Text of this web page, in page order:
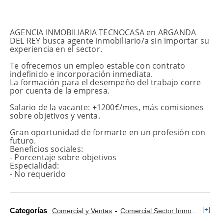
AGENCIA INMOBILIARIA TECNOCASA en ARGANDA
DEL REY busca agente inmobiliario/a sin importar su
experiencia en el sector.
Te ofrecemos un empleo estable con contrato
indefinido e incorporación inmediata.
La formación para el desempeño del trabajo corre
por cuenta de la empresa.
Salario de la vacante: +1200€/mes, más comisiones
sobre objetivos y venta.
Gran oportunidad de formarte en un profesión con
futuro.
Beneficios sociales:
- Porcentaje sobre objetivos
Especialidad:
- No requerido
Categorías Comercial y Ventas Comercial Sector Inmobiliaria [+]